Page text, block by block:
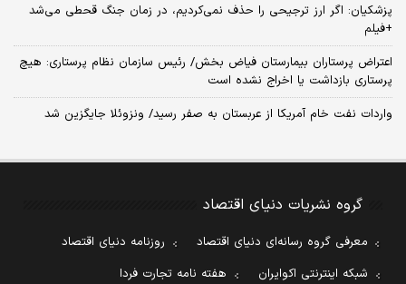
پزشکیان: اگر ارز ترجیحی را حذف نمی‌کردیم، در زمان جنگ قحطی می‌شد
+فیلم
اعتراض پرستاران بیمارستان فیاض بخش/ رئیس سازمان نظام پرستاری: هیچ
پرستاری بازداشت یا اخراج نشده است
واردات نفت خام آمریکا از عربستان به صفر رسید/ ونزوئلا جایگزین شد
گروه نشریات دنیای اقتصاد
معرفی گروه رسانه‌ای دنیای اقتصاد
روزنامه دنیای اقتصاد
شبکه اینترنتی اکوایران
هفته نامه تجارت فردا